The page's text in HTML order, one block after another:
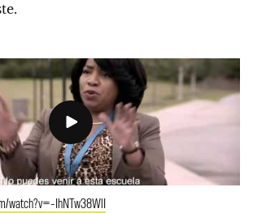
watch?v=-IhNTw38WlI